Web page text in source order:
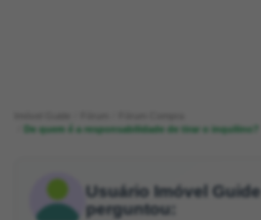
De quem é a responsabilidade de tirar o inquilino?
Usuário Imóvel Guide
perguntou: